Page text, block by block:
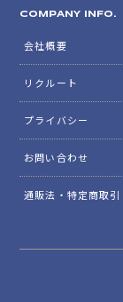
COMPANY INFO.
会社概要
リクルート
プライバシー
お問い合わせ
通販法・特定商取引